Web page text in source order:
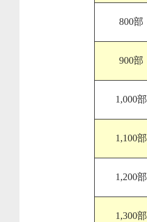
800部
900部
1,000部
1,100部
1,200部
1,300部